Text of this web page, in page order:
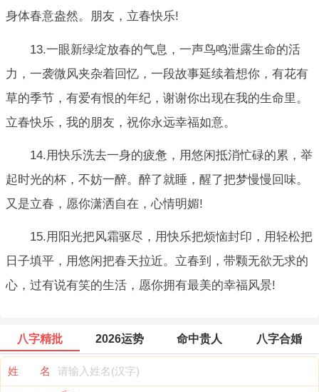
身体春意盎然。朋友，立春快乐!
13.一眼新绿绽放春的气息，一声鸟鸣泄露生命的活
力，一袭微风夹杂着回忆，一段故事延续着想你，有花有
草的季节，有爱有恨的年纪，谢谢你出现在我的生命里。
立春快乐，我的朋友，祝你永远幸福如意。
14.用快乐洗去一身的疲惫，用悠闲抵消忙碌的累，举
起时光的杯，不妨一醉。醉了就睡，醒了把梦慢慢回味。
又是立春，愿你潇洒自在，心情明媚!
15.用阳光把风霜驱尽，用快乐把烦恼封印，用轻松把
日子填平，用悠闲把春天拉近。立春到，带颗无欲无求的
心，过有说有笑的生活，愿你拥有最美的幸福风景!
八字精批 2026运势 命中贵人 八字合婚
姓 名